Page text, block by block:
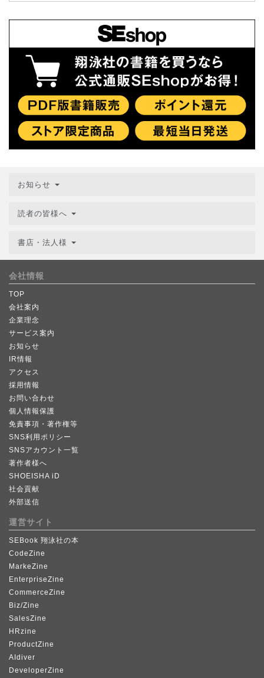
お知らせ
読者の皆様へ
書店・法人様
会社情報
TOP
会社案内
企業理念
サービス案内
お知らせ
IR情報
アクセス
採用情報
お問い合わせ
個人情報保護
免責事項・著作権等
SNS利用ポリシー
SNSアカウント一覧
著作者様へ
SHOEISHA iD
社会貢献
外部送信
運営サイト
SEBook 翔泳社の本
CodeZine
MarkeZine
EnterpriseZine
CommerceZine
Biz/Zine
SalesZine
HRzine
ProductZine
AIdiver
DeveloperZine